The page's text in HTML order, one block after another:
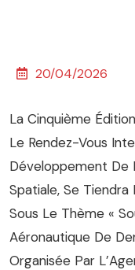
20/04/2026
La Cinquième
Le Rendez-Vous
Développement De
Spatiale, Se
Sous Le Thème «
Aéronautique De
Organisée Par